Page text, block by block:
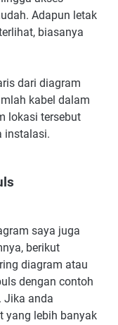
Adapun letak
biasanya
dari diagram
kabel dalam
lokasi tersebut
instalasi.
saya juga
berikut
diagram atau
dengan contoh
Jika anda
yang lebih banyak